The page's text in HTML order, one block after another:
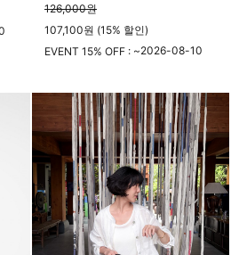
126,000원
107,100원 (15% 할인)
EVENT 15% OFF : ~2026-08-10